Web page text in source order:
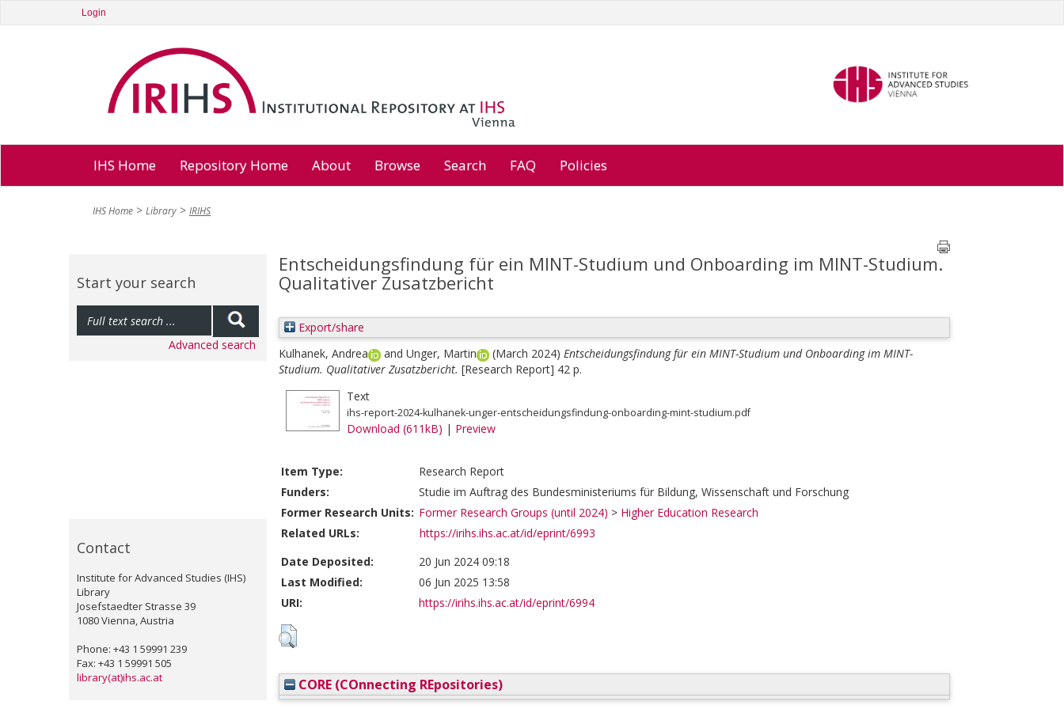
Login
IHS Home Repository Home About Browse Search FAQ Policies
IHS Home Library IRIHS
Start your search
Advanced search
Contact
Institute for Advanced Studies (IHS)
Library
Josefstaedter Strasse 39
1080 Vienna, Austria
Phone: +43 1 59991 239
Fax: +43 1 59991 505
library(at)ihs.ac.at
Entscheidungsfindung für ein MINT-Studium und Onboarding im MINT-Studium.
Qualitativer Zusatzbericht
Export/share
Kulhanek, Andrea
and Unger, Martin (March 2024) Entscheidungsfindung für ein MINT-Studium und Onboarding im MINT-
Studium. Qualitativer Zusatzbericht. [Research Report] 42 p.
Text
ihs-report-2024-kulhanek-unger-entscheidungsfindung-onboarding-mint-studium.pdf
Download (611kB) | Preview
Item Type:
Research Report
Funders:
Studie im Auftrag des Bundesministeriums für Bildung, Wissenschaft und Forschung
Former Research Units: Former Research Groups (until 2024) > Higher Education Research
Related URLs:
https://irihs.ihs.ac.at/id/eprint/6993
Date Deposited:
20 Jun 2024 09:18
Last Modified:
06 Jun 2025 13:58
URI:
https://irihs.ihs.ac.at/id/eprint/6994
CORE (COnnecting REpositories)